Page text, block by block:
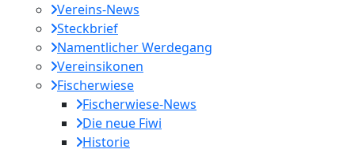
Vereins-News
Steckbrief
Namentlicher Werdegang
Vereinsikonen
Fischerwiese
Fischerwiese-News
Die neue Fiwi
Historie